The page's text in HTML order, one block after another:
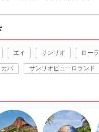
エイ サンリオ ローラ
カバ サンリオピューロランド